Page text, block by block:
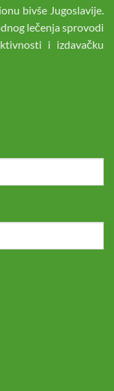
bivše Jugoslavije.
lečenja sprovodi
i izdavačku